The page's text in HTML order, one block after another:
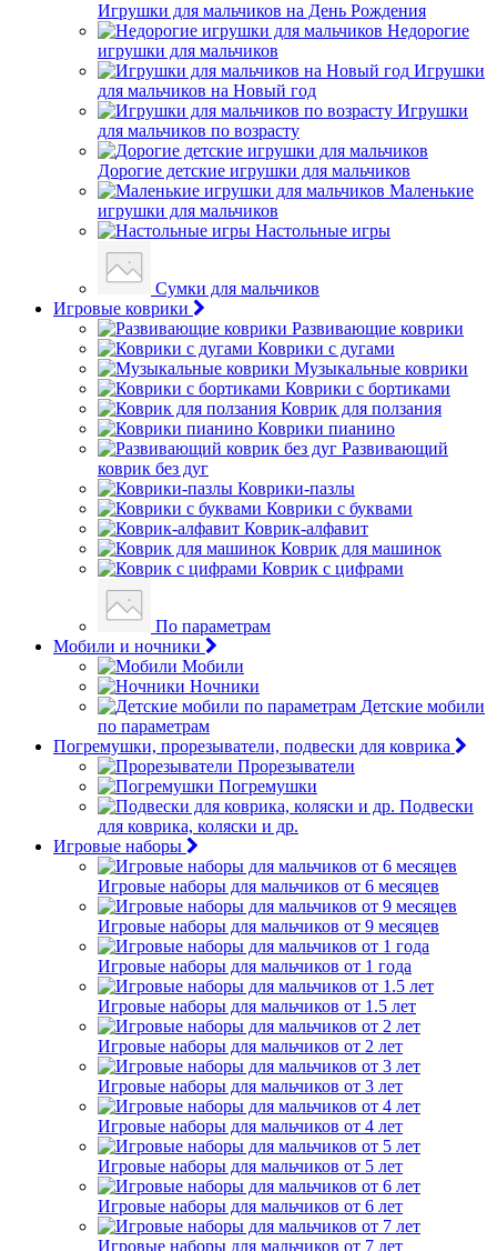
Игрушки для мальчиков на День Рождения
Недорогие
игрушки для мальчиков
Игрушки
для мальчиков на Новый год
Игрушки
для мальчиков по возрасту
Дорогие детские игрушки для мальчиков
Маленькие
игрушки для мальчиков
Настольные игры
Сумки для мальчиков
Игровые коврики
Развивающие коврики
Коврики с дугами
Музыкальные коврики
Коврики с бортиками
Коврик для ползания
Коврики пианино
Развивающий
коврик без дуг
Коврики-пазлы
Коврики с буквами
Коврик-алфавит
Коврик для машинок
Коврик с цифрами
По параметрам
Мобили и ночники
Мобили
Ночники
Детские мобили
по параметрам
Погремушки, прорезыватели, подвески для коврика
Прорезыватели
Погремушки
Подвески
для коврика, коляски и др.
Игровые наборы
Игровые наборы для мальчиков от 6 месяцев
Игровые наборы для мальчиков от 9 месяцев
Игровые наборы для мальчиков от 1 года
Игровые наборы для мальчиков от 1.5 лет
Игровые наборы для мальчиков от 2 лет
Игровые наборы для мальчиков от 3 лет
Игровые наборы для мальчиков от 4 лет
Игровые наборы для мальчиков от 5 лет
Игровые наборы для мальчиков от 6 лет
Игровые наборы для мальчиков от 7 лет